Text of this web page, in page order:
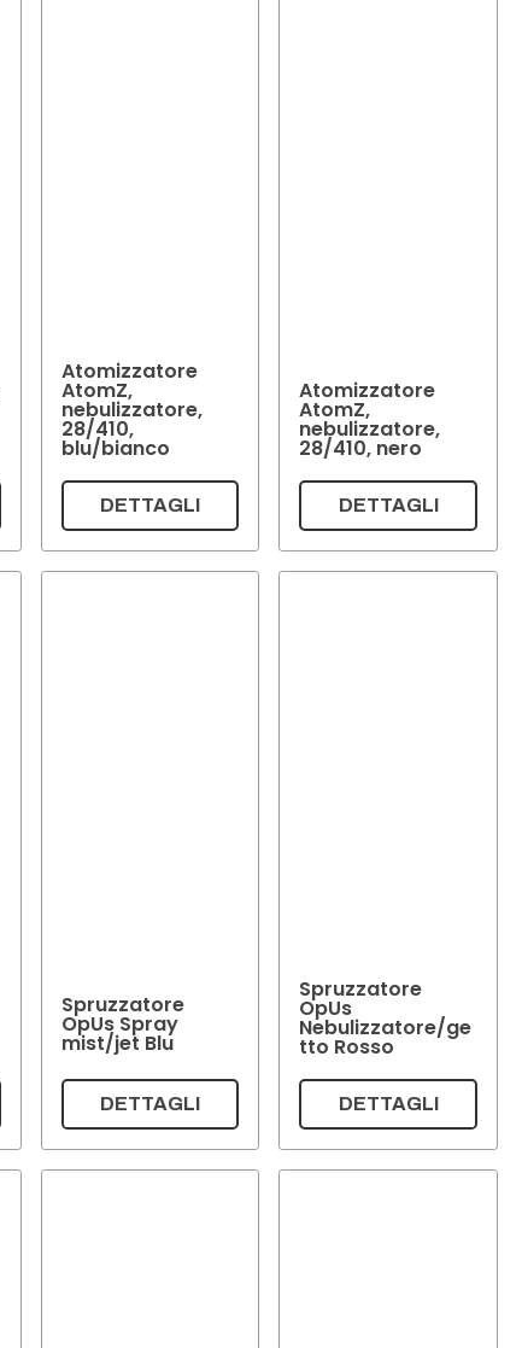
Atomizzatore
AtomZ,
nebulizzatore,
28/410,
blu/bianco
DETTAGLI
Atomizzatore
AtomZ,
nebulizzatore,
28/410, nero
DETTAGLI
Spruzzatore
OpUs Spray
mist/jet Blu
DETTAGLI
Spruzzatore
OpUs
Nebulizzatore/ge
tto Rosso
DETTAGLI